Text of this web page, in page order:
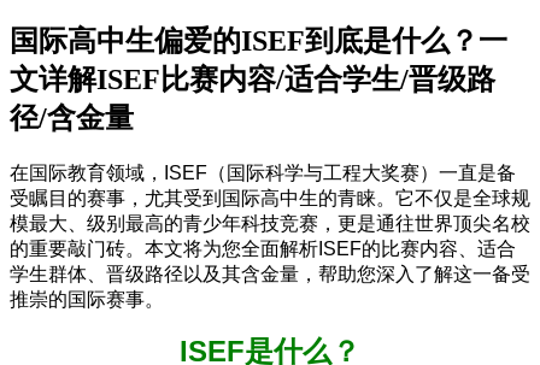
国际高中生偏爱的ISEF到底是什么？一
文详解ISEF比赛内容/适合学生/晋级路
径/含金量
在国际教育领域，ISEF（国际科学与工程大奖赛）一直是备
受瞩目的赛事，尤其受到国际高中生的青睐。它不仅是全球规
模最大、级别最高的青少年科技竞赛，更是通往世界顶尖名校
的重要敲门砖。本文将为您全面解析ISEF的比赛内容、适合
学生群体、晋级路径以及其含金量，帮助您深入了解这一备受
推崇的国际赛事。
ISEF是什么？